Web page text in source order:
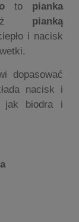
to pianka
pianką
i nacisk
dopasować
nacisk i
jak biodra i